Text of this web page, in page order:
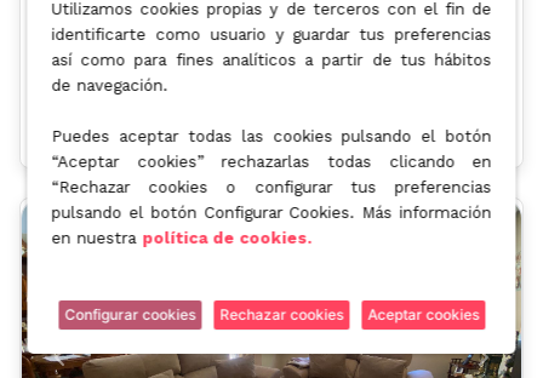
Descuento: -54,62%
Operación:
Venta de la nuda propiedad
TIR
Anterior
Utilizamos cookies propias y de terceros con el fin de
identificarte como usuario y guardar tus preferencias
así como para fines analíticos a partir de tus hábitos
de navegación.
Puedes aceptar todas las cookies pulsando el botón
“Aceptar cookies” rechazarlas todas clicando en
“Rechazar cookies o configurar tus preferencias
pulsando el botón Configurar Cookies. Más información
en nuestra política de cookies.
Configurar cookies Rechazar cookies Aceptar cookies